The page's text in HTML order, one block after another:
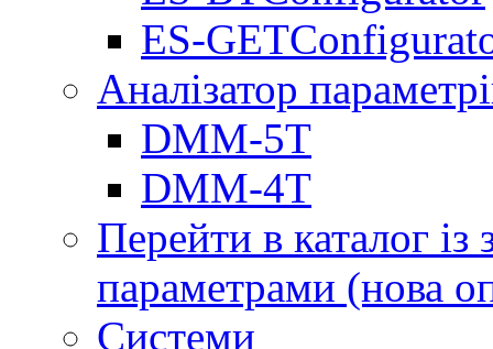
ES-
Аналізатор
DMM-5T
DMM-4T
Перейти в каталог
параметрами (нова
Системи